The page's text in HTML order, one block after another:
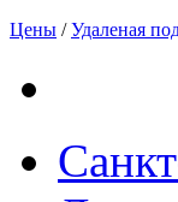
Цены /Удаленая